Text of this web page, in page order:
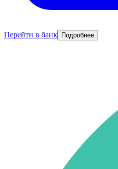
Перейти в банк Подробнее